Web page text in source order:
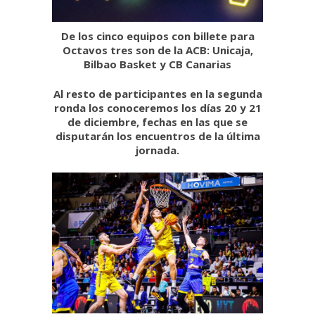
De los cinco equipos con billete para
Octavos tres son de la ACB: Unicaja,
Bilbao Basket y CB Canarias
Al resto de participantes en la segunda
ronda los conoceremos los días 20 y 21
de diciembre, fechas en las que se
disputarán los encuentros de la última
jornada.